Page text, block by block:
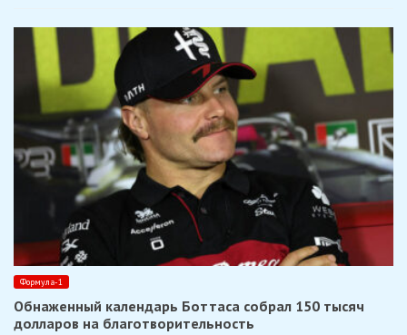
Формула-1
Обнаженный календарь Боттаса собрал 150 тысяч
долларов на благотворительность